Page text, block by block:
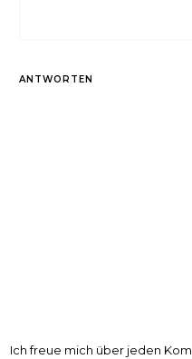
ANTWORTEN
Ich freue mich über jeden